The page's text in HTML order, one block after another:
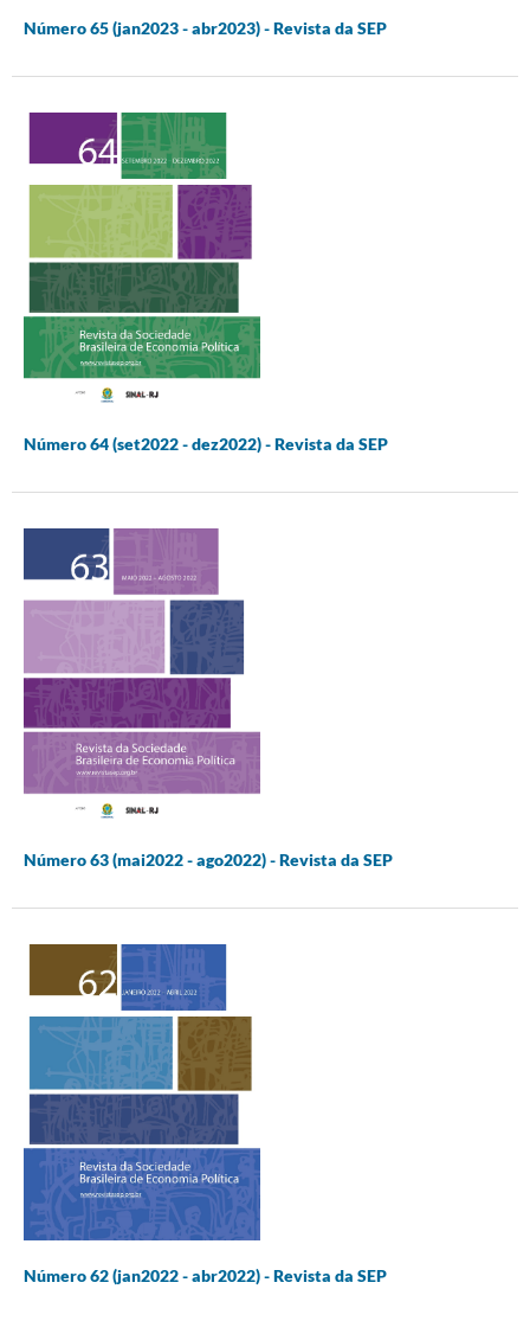
Número 65 (jan2023 - abr2023) - Revista da SEP
Número 64 (set2022 - dez2022) - Revista da SEP
Número 63 (mai2022 - ago2022) - Revista da SEP
Número 62 (jan2022 - abr2022) - Revista da SEP